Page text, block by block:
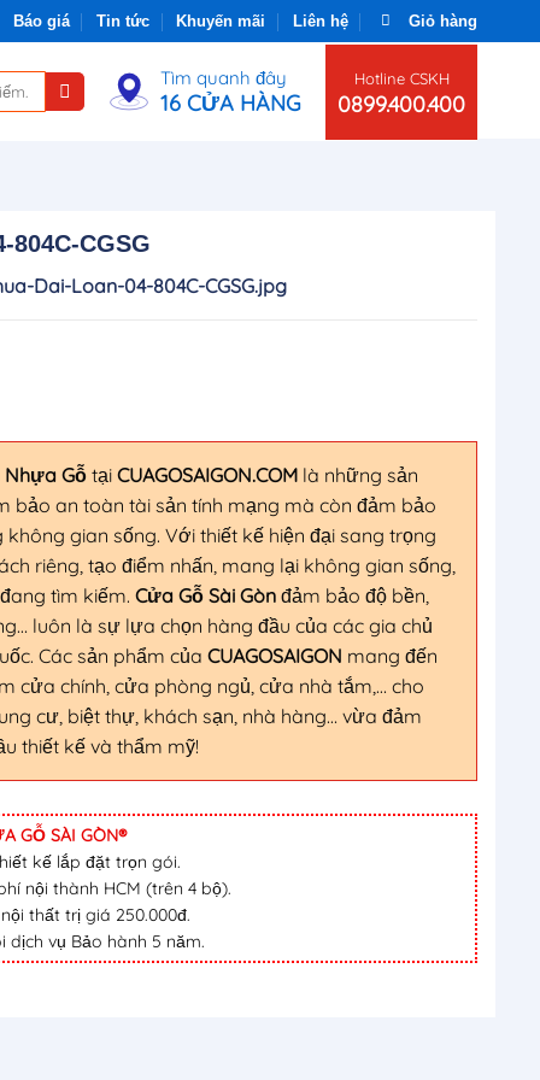
Báo giá Tin tức Khuyến mãi Liên hệ Giỏ hàng
Tìm quanh đây
16 CỬA HÀNG
Hotline CSKH
0899.400.400
CGSG
Dai-Loan-04-804C-CGSG.jpg
Nhựa Gỗ tại CUAGOSAIGON.COM là những sản
bảo an toàn tài sản tính mạng mà còn đảm bảo
gian sống. Với thiết kế hiện đại sang trọng
riêng, tạo điểm nhấn, mang lại không gian sống,
tìm kiếm. Cửa Gỗ Sài Gòn đảm bảo độ bền,
luôn là sự lựa chọn hàng đầu của các gia chủ
Các sản phẩm của CUAGOSAIGON mang đến
cửa chính, cửa phòng ngủ, cửa nhà tắm,… cho
cư, biệt thự, khách sạn, nhà hàng… vừa đảm
thiết kế và thẩm mỹ!
GỖ SÀI GÒN®
kế lắp đặt trọn gói.
nội thành HCM (trên 4 bộ).
thất trị giá 250.000đ.
dịch vụ Bảo hành 5 năm.